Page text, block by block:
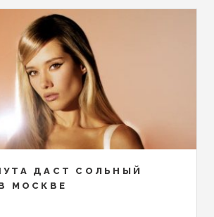
ДАСТ СОЛЬНЫЙ
МОСКВЕ